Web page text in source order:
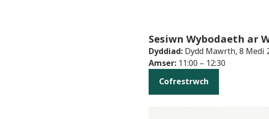
Sesiwn Wybodaeth ar
Dyddiad: Dydd Mawrth, 8 Medi
Amser: 11:00 – 12:30
Cofrestrwch